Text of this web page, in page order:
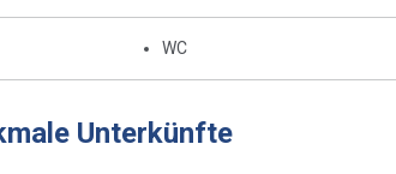
WC
Unterkünfte